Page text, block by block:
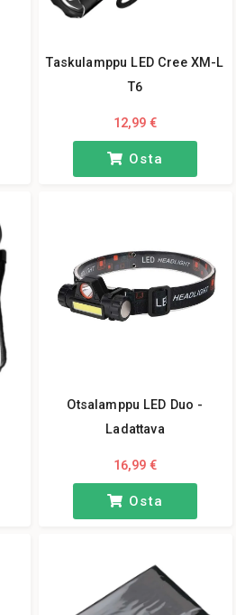
Taskulamppu LED Cree XM-L
T6
12,99 €
Osta
Otsalamppu LED Duo -
Ladattava
16,99 €
Osta